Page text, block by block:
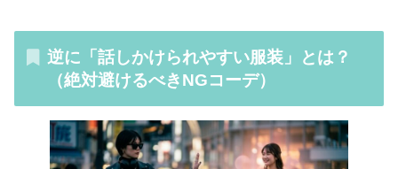
逆に「話しかけられやすい服装」とは？
（絶対避けるべきNGコーデ）